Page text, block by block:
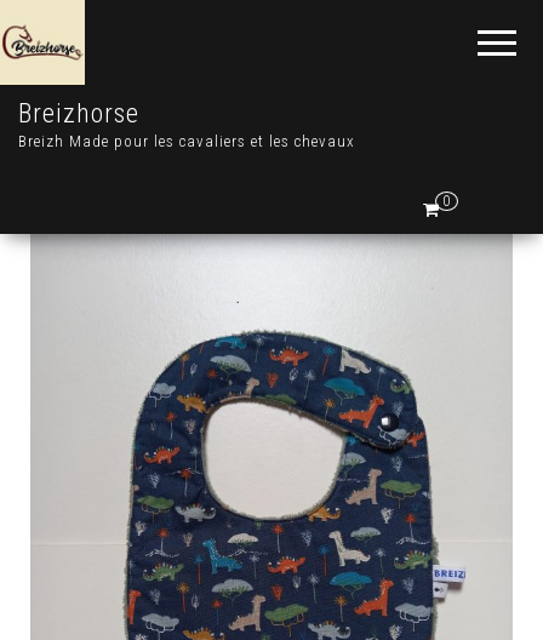
Breizhorse
Breizh Made pour les cavaliers et les chevaux
0